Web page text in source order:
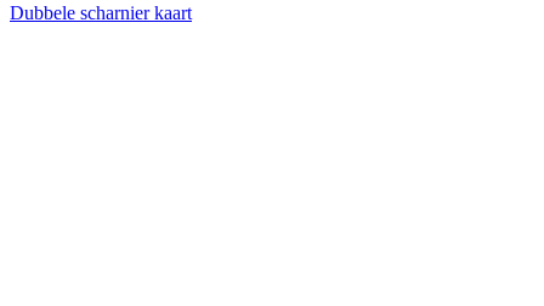
Dubbele scharnier kaart